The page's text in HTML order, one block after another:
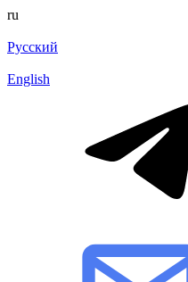
ru
Русский
English